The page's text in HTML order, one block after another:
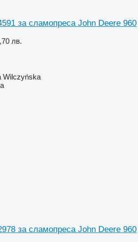
за сламопреса John Deere 960
лв.
Wilczyńska
за сламопреса John Deere 960